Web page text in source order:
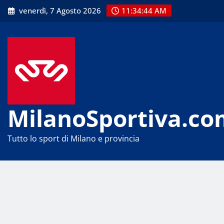
Skip
to
venerdì, 7 Agosto 2026 11:34:44 AM
Tutto lo sport di Milano e provincia